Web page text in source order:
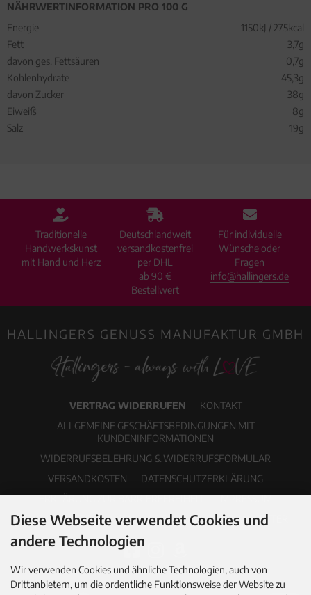
NÄHRWERTINFORMATION PRO 100 G
Energie
1150kJ / 275kcal
Fett
3,7g
davon ges. Fettsäuren
0,7g
Kohlenhydrate
45,3g
davon Zucker
38g
Eiweiß
8g
Salz
19g
Traditionelle
Handwerkskunst
mit Hand und Herz
Deutschlandweit
versandkostenfrei
per DHL
ab 90 €
Bestellwert
Für individuelle
Wünsche oder
Fragen
info@hallingers.de
HALLINGERS GENUSS MANUFAKTUR GMBH
VERTRAG WIDERRUFEN
KONTAKT
ALLGEMEINE GESCHÄFTSBEDINGUNGEN MIT
KUNDENINFORMATIONEN
WIDERRUFSBELEHRUNG & WIDERRUFSFORMULAR
VERSANDKOSTEN
DATENSCHUTZERKLÄRUNG
ERKLÄRUNG ZUR BARRIEREFREIHEIT
IMPRESSUM
COOKIE EINSTELLUNGEN
PDF-KATALOG NEWSLETTER
Diese Webseite verwendet Cookies und
andere Technologien
Wir verwenden Cookies und ähnliche Technologien, auch von
Drittanbietern, um die ordentliche Funktionsweise der Website zu